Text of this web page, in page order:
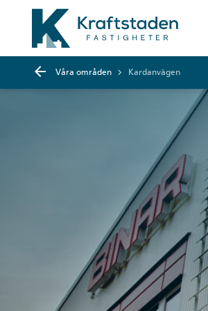
Gå till huvudinnehåll
arrow_back Våra områden keyboard_arrow_right Kardanvägen